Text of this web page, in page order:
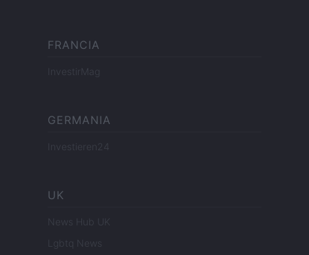
FRANCIA
InvestirMag
GERMANIA
Investieren24
UK
News Hub UK
Lgbtq News